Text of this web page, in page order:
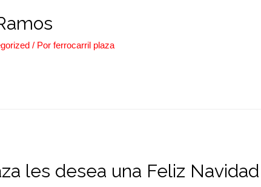
/ Porferrocarril plaza
les desea una Feliz